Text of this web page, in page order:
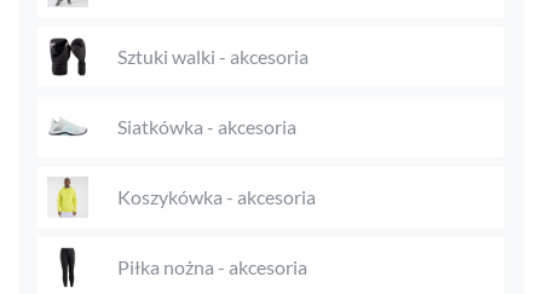
Sztuki walki - akcesoria
Siatkówka - akcesoria
Koszykówka - akcesoria
Piłka nożna - akcesoria